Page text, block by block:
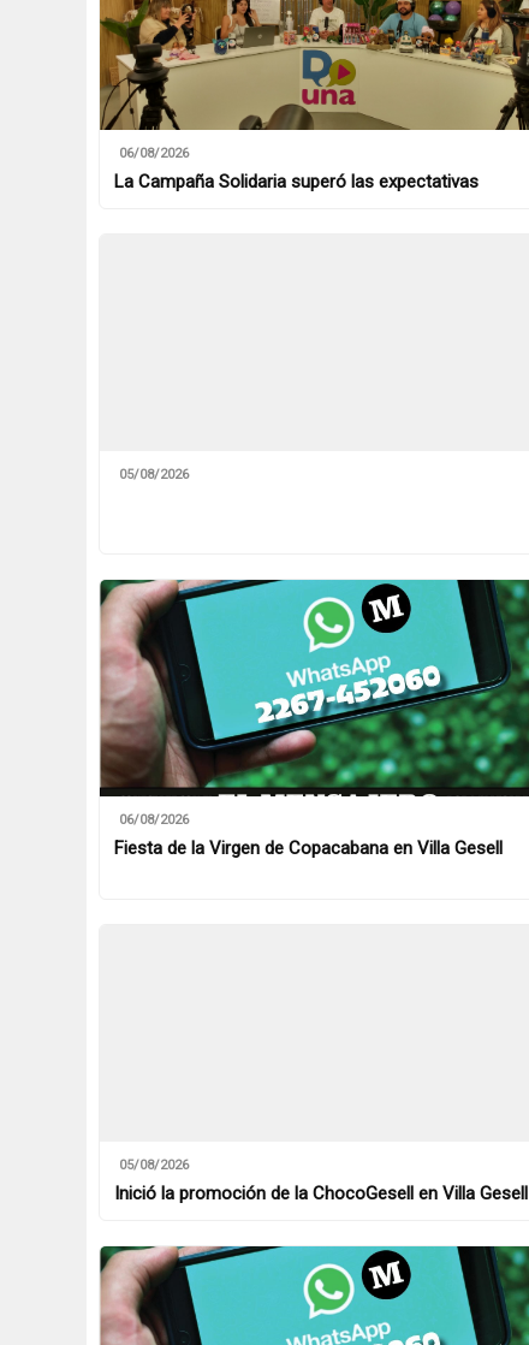
06/08/2026
La Campaña Solidaria superó las expectativas
05/08/2026
06/08/2026
Fiesta de la Virgen de Copacabana en Villa Gesell
05/08/2026
Inició la promoción de la ChocoGesell en Villa Gesell